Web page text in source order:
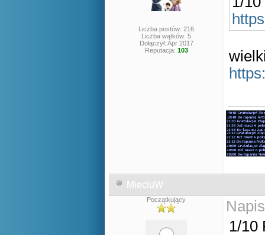
Liczba postów: 216
Liczba wątków: 5
Dołączył: Apr 2017
Reputacja: 103
MieciuW
Początkujący
1/10